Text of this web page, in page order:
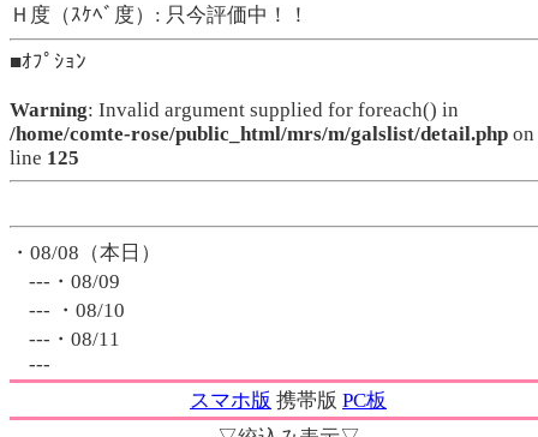
Ｈ度（ｽｹﾍﾞ度）: 只今評価中！！
■ｵﾌﾟｼｮﾝ
Warning: Invalid argument supplied for foreach() in
/home/comte-rose/public_html/mrs/m/galslist/detail.php on
line 125
・08/08（本日）
---・08/09
--- ・08/10
---・08/11
---
スマホ版 携帯版 PC板